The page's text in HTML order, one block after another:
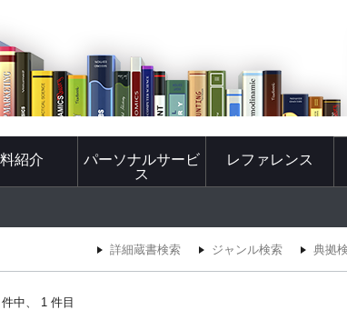
紹介
パーソナルサービ
ス
レファレンス
詳細蔵書検索 ジャンル検索 典拠
件中、 1 件目